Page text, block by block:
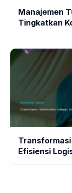
Manajemen
Tingkatkan
Efisiensi